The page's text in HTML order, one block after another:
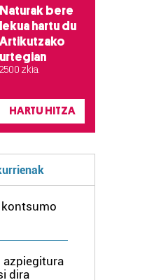
Naturak bere
lekua hartu du
Artikutzako
urtegian
2.500 zkia.
HARTU HITZA
kontsumo
azpiegitura
dira